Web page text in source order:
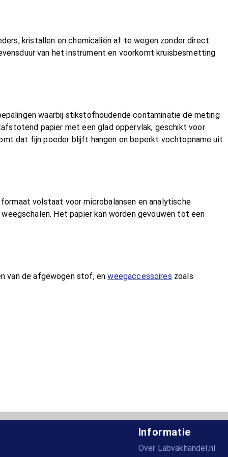
kristallen en chemicaliën af te wegen zonder direct
van het instrument en voorkomt kruisbesmetting
waarbij stikstofhoudende contaminatie de meting
papier met een glad oppervlak, geschikt voor
dat fijn poeder blijft hangen en beperkt vochtopname uit
volstaat voor microbalansen en analytische
Het papier kan worden gevouwen tot een
van de afgewogen stof, enweegaccessoires zoals
Informatie
Over Labvakhandel.nl